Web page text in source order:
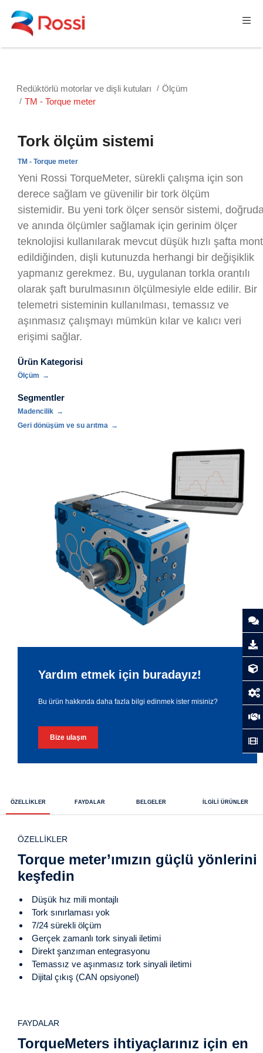
Redüktörlü motorlar ve dişli kutuları
Ölçüm
TM - Torque meter
Tork ölçüm sistemi
TM - Torque meter
Yeni Rossi TorqueMeter, sürekli çalışma için son
derece sağlam ve güvenilir bir tork ölçüm
sistemidir. Bu yeni tork ölçer sensör sistemi,
ve anında ölçümler sağlamak için gerinim ölçer
teknolojisi kullanılarak mevcut düşük hızlı şafta
edildiğinden, dişli kutunuzda herhangi bir değişiklik
yapmanız gerekmez. Bu, uygulanan torkla orantılı
olarak şaft burulmasının ölçülmesiyle elde edilir. Bir
telemetri sisteminin kullanılması, temassız ve
aşınmasız çalışmayı mümkün kılar ve kalıcı veri
erişimi sağlar.
Ürün Kategorisi
Ölçüm
Segmentler
Madencilik
Geri dönüşüm ve su arıtma
Yardım etmek için buradayız!
Bu ürün hakkında daha fazla bilgi edinmek ister misiniz?
Bize ulaşın
ÖZELLIKLER FAYDALAR BELGELER ILGILI ÜRÜNLER
ÖZELLIKLER
Torque meter’ımızın güçlü yönlerini
keşfedin
Düşük hız mili montajlı
Tork sınırlaması yok
7/24 sürekli ölçüm
Gerçek zamanlı tork sinyali iletimi
Direkt şanzıman entegrasyonu
Temassız ve aşınmasız tork sinyali iletimi
Dijital çıkış (CAN opsiyonel)
FAYDALAR
TorqueMeters ihtiyaçlarınız için en